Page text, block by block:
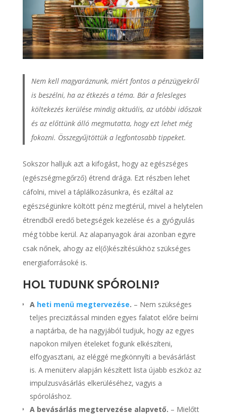
Nem kell magyaráznunk, miért fontos a pénzügyekről
is beszélni, ha az étkezés a téma. Bár a felesleges
költekezés kerülése mindig aktuális, az utóbbi időszak
és az előttünk álló megmutatta, hogy ezt lehet még
fokozni. Összegyűjtöttük a legfontosabb tippeket.
Sokszor halljuk azt a kifogást, hogy az egészséges
(egészségmegőrző) étrend drága. Ezt részben lehet
cáfolni, mivel a táplálkozásunkra, és ezáltal az
egészségünkre költött pénz megtérül, mivel a helytelen
étrendből eredő betegségek kezelése és a gyógyulás
még többe kerül. Az alapanyagok árai azonban egyre
csak nőnek, ahogy az el(ő)készítésükhöz szükséges
energiaforrásoké is.
HOL TUDUNK SPÓROLNI?
A heti menümegtervezése. – Nem szükséges
teljes precizitással minden egyes falatot előre beírni
a naptárba, de ha nagyjából tudjuk, hogy az egyes
napokon milyen ételeket fogunk elkészíteni,
elfogyasztani, az eléggé megkönnyíti a bevásárlást
is. A menüterv alapján készített lista újabb eszköz az
impulzusvásárlás elkerüléséhez, vagyis a
spóroláshoz.
A bevásárlás megtervezése alapvető. – Mielőtt